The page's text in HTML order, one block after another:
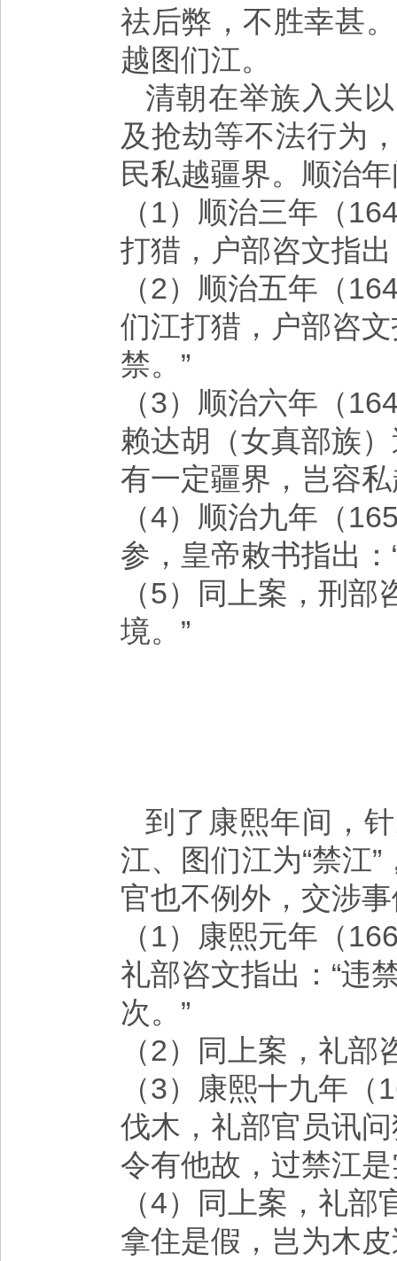
祛后弊，不胜幸甚
越图们江。
清朝在举族入关
及抢劫等不法行为
民私越疆界。顺治
（1）顺治三年（
打猎，户部咨文指
（2）顺治五年（
们江打猎，户部咨
禁。”
（3）顺治六年（
赖达胡（女真部族
有一定疆界，岂容私
（4）顺治九年（
参，皇帝敕书指出
（5）同上案，刑
境。”
到了康熙年间，
江、图们江为“禁江
官也不例外，交涉
（1）康熙元年（
礼部咨文指出：“违
次。”
（2）同上案，礼部
（3）康熙十九年
伐木，礼部官员讯
令有他故，过禁江是
（4）同上案，礼
拿住是假，岂为木